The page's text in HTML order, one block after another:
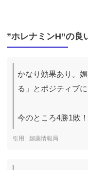
”ホレナミンH”の良
かなり効果あり。
る」とポジティブ
媚薬情報局